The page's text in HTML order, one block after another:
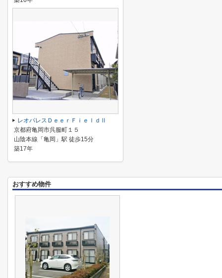
レオパレスＤｅｅｒＦｉｅｌｄⅡ
京都府亀岡市呉服町１５
山陰本線「亀岡」駅 徒歩15分
築17年
おすすめ物件